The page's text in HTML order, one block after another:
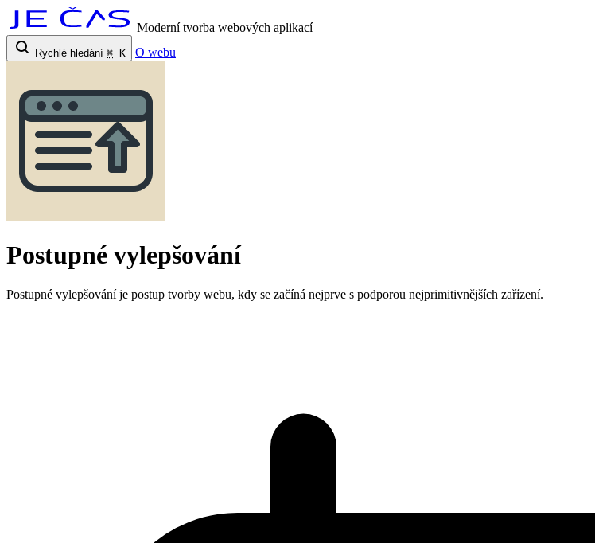
Moderní tvorba webových aplikací
Rychlé hledání ⌘ K O webu
Postupné vylepšování
Postupné vylepšování je postup tvorby webu, kdy se začíná nejprve s podporou nejprimitivnějších zařízení.